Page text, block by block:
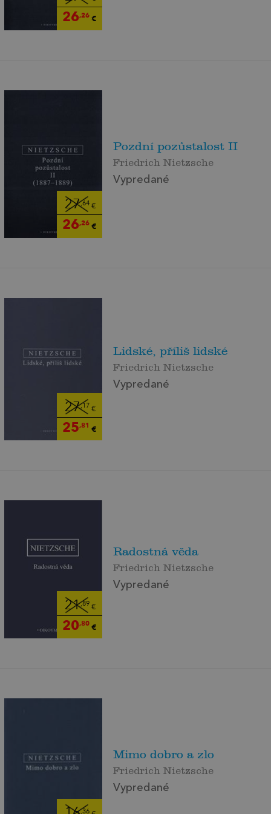
26,26€
27,64€
26,26€
Pozdní pozůstalost II
Friedrich Nietzsche
Vypredané
27,17 €
25,81 €
Lidské, příliš lidské
Friedrich Nietzsche
Vypredané
21,89 €
20,80€
Radostná věda
Friedrich Nietzsche
Vypredané
,36
Mimo dobro a zlo
Friedrich Nietzsche
Vypredané